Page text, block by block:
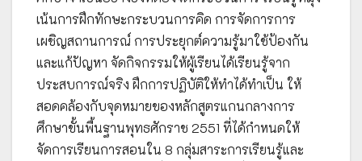
เน้นการฝึกทักษะกระบวนการคิด การจัดการการ
เผชิญสถานการณ์ การประยุกต์ความรู้มาใช้ป้องกัน
และแก้ปัญหา จัดกิจกรรมให้ผู้เรียนได้เรียนรู้จาก
ประสบการณ์จริง ฝึกการปฏิบัติให้ทำได้ทำเป็น ให้
สอดคล้องกับจุดหมายของหลักสูตรแกนกลางการ
ศึกษาขั้นพื้นฐานพุทธศักราช 2551 ที่ได้กำหนดให้
จัดการเรียนการสอนใน 8 กลุ่มสาระการเรียนรู้และ